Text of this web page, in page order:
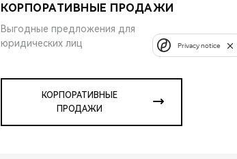
КОРПОРАТИВНЫЕ ПРОДАЖИ
Выгодные предложения для
юридических лиц
КОРПОРАТИВНЫЕ
ПРОДАЖИ
Privacy notice